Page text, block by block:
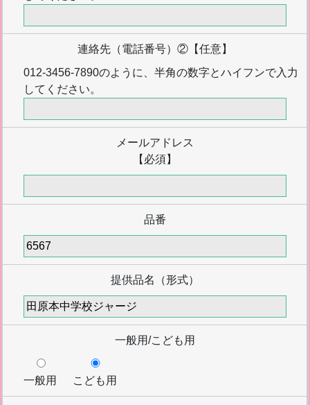
連絡先（電話番号）②【任意】
012-3456-7890のように、半角の数字とハイフンで入力
してください。
メールアドレス
【必須】
品番
提供品名（形式）
一般用/こども用
一般用 こども用